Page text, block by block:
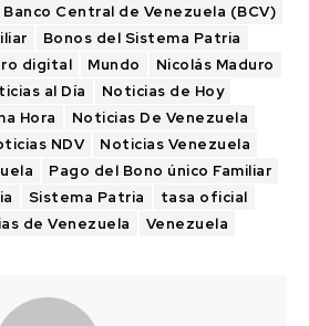
Banco Central de Venezuela (BCV)
Bonos del Sistema Patria
digital Mundo
Nicolás Maduro
al Día
Noticias de Hoy
Hora
Noticias De Venezuela
NDV
Noticias Venezuela
Pago del Bono único Familiar
Sistema Patria
tasa oficial
de Venezuela
Venezuela